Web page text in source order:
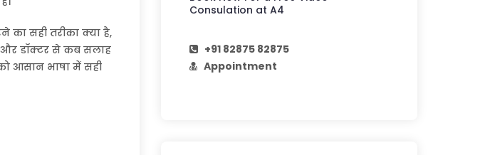
सही तरीका क्या है,
और डॉक्टर से कब सलाह
आसान भाषा में सही
Consulation at A4
+91 82875 82875
Appointment